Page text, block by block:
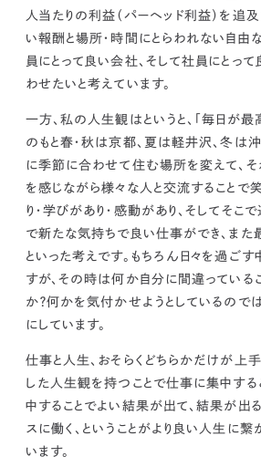
人当たりの利益（パーヘッド利益）を追
い報酬と場所・時間にとらわれない自由
員にとって良い会社、そして社員にとって
わせたいと考えています。
一方、私の人生観はというと、「毎日が最
のもと春・秋は京都、夏は軽井沢、冬は
に季節に合わせて住む場所を変えて、
を感じながら様々な人と交流することで
り・学びがあり・感動があり、そしてそこ
で新たな気持ちで良い仕事ができ、また
といった考えです。もちろん日々を過ごす
すが、その時は何か自分に間違っている
か？何かを気付かせようとしているので
にしています。
仕事と人生、おそらくどちらかだけが上手
した人生観を持つことで仕事に集中する
中することでよい結果が出て、結果が出
スに働く、ということがより良い人生に
います。